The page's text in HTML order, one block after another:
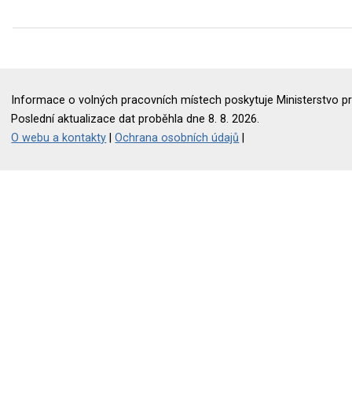
Informace o volných pracovních místech poskytuje Ministerstvo
Poslední aktualizace dat proběhla dne 8. 8. 2026.
O webu a kontakty |Ochrana osobních údajů